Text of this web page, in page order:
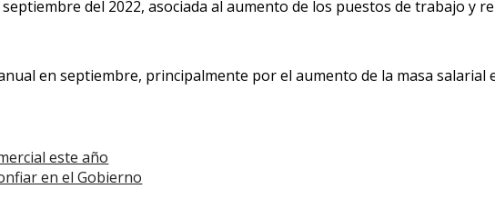
del 2022, asociada al aumento de los puestos de trabajo y
en septiembre, principalmente por el aumento de la masa salarial
este año
en el Gobierno